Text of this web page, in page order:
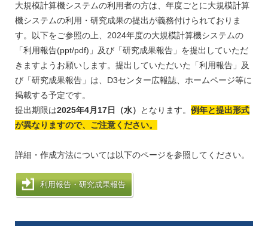
大規模計算機システムの利用者の方は、年度ごとに大規模計算
機システムの利用・研究成果の提出が義務付けられておりま
す。以下をご参照の上、2024年度の大規模計算機システムの
「利用報告(ppt/pdf)」及び「研究成果報告」を提出していただ
きますようお願いします。提出していただいた「利用報告」及
び「研究成果報告」は、D3センター広報誌、ホームページ等に
掲載する予定です。
提出期限は2025年4月17日（水） となります。 例年と提出形式
が異なりますので、ご注意ください。
詳細・作成方法については以下のページを参照してください。
利用報告・研究成果報告